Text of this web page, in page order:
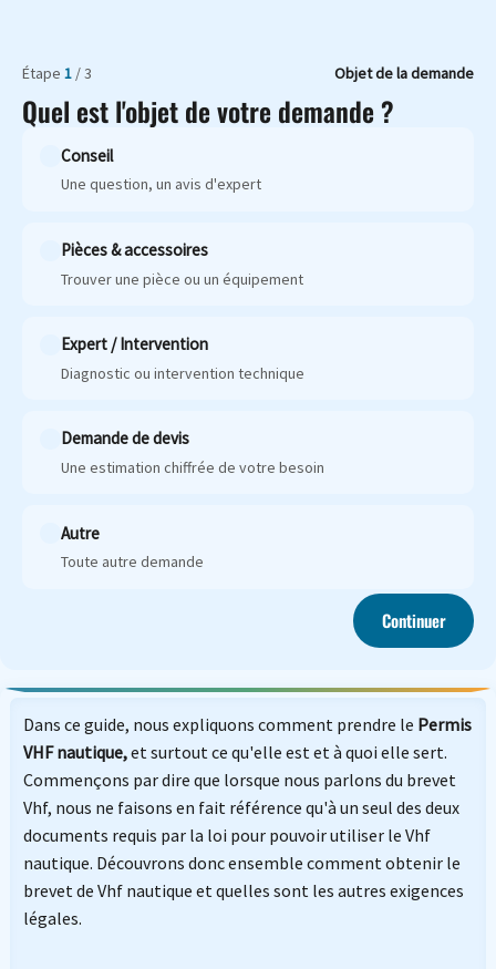
Étape 1 / 3 Objet de la demande
Quel est l'objet de votre demande ?
Conseil
Une question, un avis d'expert
Pièces & accessoires
Trouver une pièce ou un équipement
Expert / Intervention
Diagnostic ou intervention technique
Demande de devis
Une estimation chiffrée de votre besoin
Autre
Toute autre demande
Continuer
Dans ce guide, nous expliquons comment prendre le Permis
VHF nautique,et surtout ce qu'elle est et à quoi elle sert.
Commençons par dire que lorsque nous parlons du brevet
Vhf, nous ne faisons en fait référence qu'à un seul des deux
documents requis par la loi pour pouvoir utiliser le Vhf
nautique. Découvrons donc ensemble comment obtenir le
brevet de Vhf nautique et quelles sont les autres exigences
légales.